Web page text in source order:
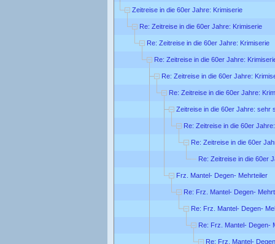
Zeitreise in die 60er Jahre: Krimiserie
Re: Zeitreise in die 60er Jahre: Krimiserie
Re: Zeitreise in die 60er Jahre: Krimiserie
Re: Zeitreise in die 60er Jahre:
Re: Zeitreise in die 60er Jahre:
Re: Zeitreise in die 60er Jahre:
Zeitreise in die 60er Jahre: sehr
Re: Zeitreise in die 60er
Re: Zeitreise in die 60er
Re: Zeitreise in die 60er
Frz. Mantel- Degen- Mehrteiler
Re: Frz. Mantel- Degen-
Re: Frz. Mantel- Degen-
Re: Frz. Mantel- Degen-
Re: Frz. Mantel-